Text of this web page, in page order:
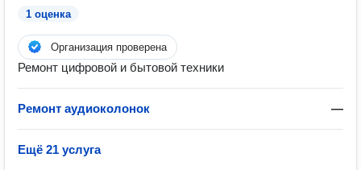
1 оценка
Организация проверена
Ремонт цифровой и бытовой техники
Ремонт аудиоколонок —
Ещё 21 услуга